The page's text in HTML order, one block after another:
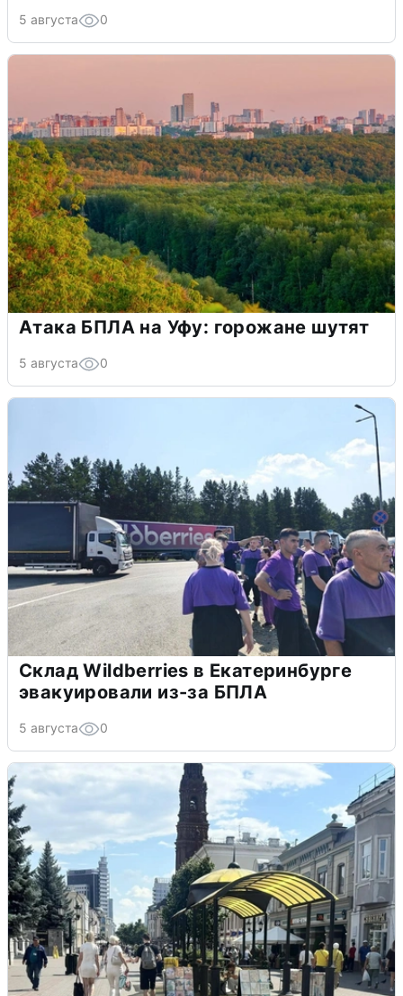
5 августа 0
Атака БПЛА на Уфу: горожане шутят
5 августа 0
Склад Wildberries в Екатеринбурге
эвакуировали из-за БПЛА
5 августа 0